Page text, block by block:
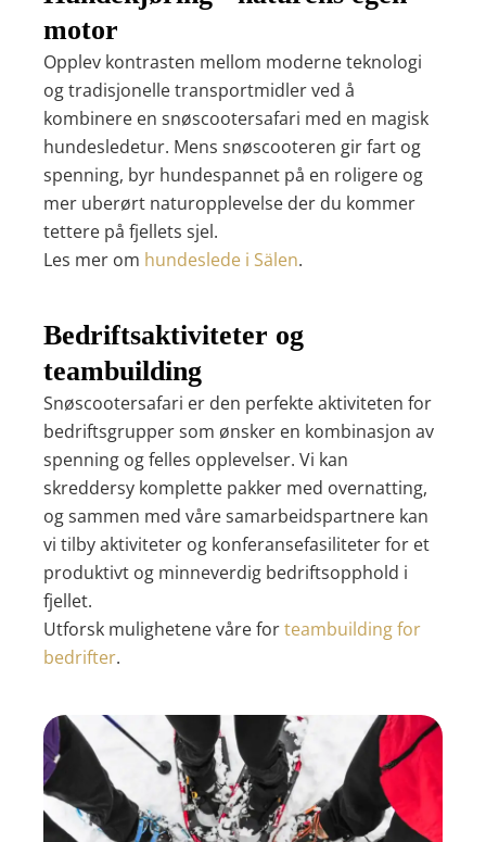
motor
Opplev kontrasten mellom moderne teknologi
og tradisjonelle transportmidler ved å
kombinere en snøscootersafari med en magisk
hundesledetur. Mens snøscooteren gir fart og
spenning, byr hundespannet på en roligere og
mer uberørt naturopplevelse der du kommer
tettere på fjellets sjel.
Les mer om hundeslede i Sälen.
Bedriftsaktiviteter og
teambuilding
Snøscootersafari er den perfekte aktiviteten for
bedriftsgrupper som ønsker en kombinasjon av
spenning og felles opplevelser. Vi kan
skreddersy komplette pakker med overnatting,
og sammen med våre samarbeidspartnere kan
vi tilby aktiviteter og konferansefasiliteter for et
produktivt og minneverdig bedriftsopphold i
fjellet.
Utforsk mulighetene våre forteambuilding for
bedrifter.